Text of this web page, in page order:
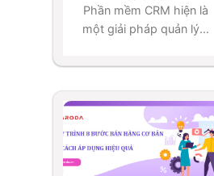
Phần mềm CRM hiện là
một giải pháp quản lý...